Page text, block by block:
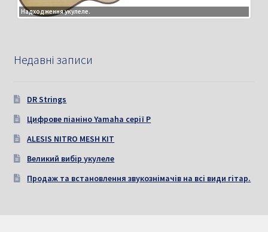
Надходження укулеле.
Недавні записи
DR Strings
Цифрове піаніно Yamaha серії P
ALESIS NITRO MESH KIT
Великий вибір укулеле
Продаж та встановлення звукознімачів на всі види гітар.